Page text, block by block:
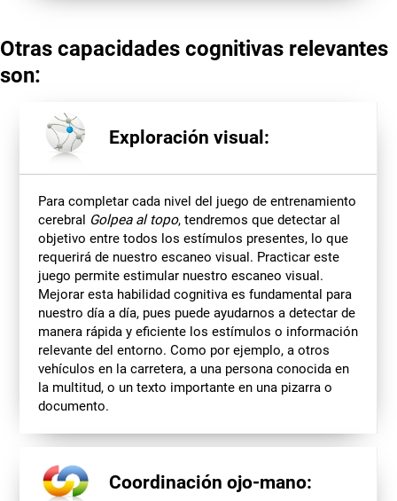
Otras capacidades cognitivas relevantes
son:
Exploración visual:
Para completar cada nivel del juego de entrenamiento
cerebral Golpea al topo, tendremos que detectar al
objetivo entre todos los estímulos presentes, lo que
requerirá de nuestro escaneo visual. Practicar este
juego permite estimular nuestro escaneo visual.
Mejorar esta habilidad cognitiva es fundamental para
nuestro día a día, pues puede ayudarnos a detectar de
manera rápida y eficiente los estímulos o información
relevante del entorno. Como por ejemplo, a otros
vehículos en la carretera, a una persona conocida en
la multitud, o un texto importante en una pizarra o
documento.
Coordinación ojo-mano: